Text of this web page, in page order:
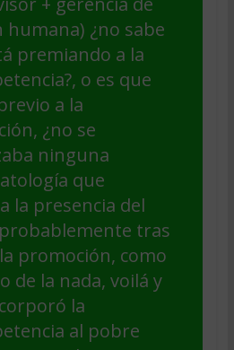
humana) ¿no sabe
premiando a la
o es que
a la
¿no se
ninguna
que
la presencia del
tras
promoción, como
de la nada, voilá y
la
al pobre